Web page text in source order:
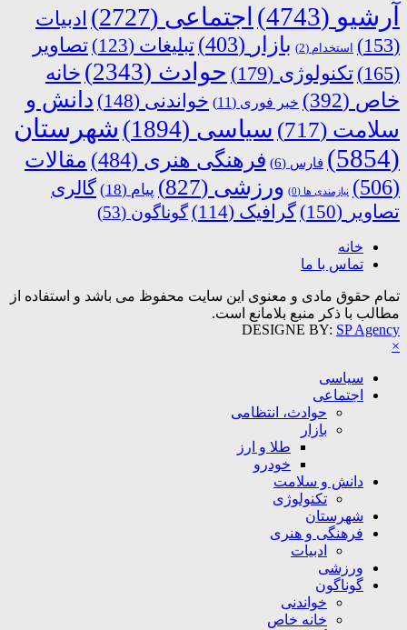
آرشیو (4743) اجتماعی (2727)
ادبیات
(153)
استخدام (2) بازار (403) تبلیغات (123)
تصاویر
(165)
تکنولوژی (179) حوادث (2343)
خانه
خاص (392) خبر فوری (11) خواندنی (148)
دانش و
سلامت (717) سیاسی (1894)
شهرستان
(5854)
فارس (6) فرهنگی هنری (484)
مقالات
(506)
نیازمندی ها (0) ورزشی (827) پیام (18)
گالری
تصاویر (150) گرافیک (114) گوناگون (53)
خانه
تماس با ما
تمام حقوق مادی و معنوی این سایت محفوظ می باشد و استفاده از
مطالب با ذکر منبع بلامانع است.
DESIGNE BY: SP Agency
×
سیاسی
اجتماعی
حوادث، انتظامی
بازار
طلا و ارز
خودرو
دانش و سلامت
تکنولوژی
شهرستان
فرهنگی و هنری
ادبیات
ورزشی
گوناگون
خواندنی
خانه خاص